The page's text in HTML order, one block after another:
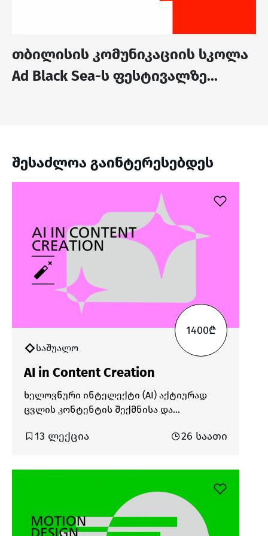
თბილისის კომუნიკაციის სკოლა
Ad Black Sea-ს ფესტივალზე...
შესაძლოა გაინტერესებდეს
საშუალო
1400₾
AI in Content Creation
ხელოვნური ინტელექტი (AI) აქტიურად
ცვლის კონტენტის შექმნისა და
ციფრულ გარემოში, სადაც ცვლილებები
უკვე აუცილებელიც კი გახდა. ის
შექმნაზე დახარჯულ დროს, ზრდის
შემოქმედებით შესაძლებლობებს და ხელს
უწყობს კონტენტის პერსონალიზაციასა და
13 ლექცია 26 საათი